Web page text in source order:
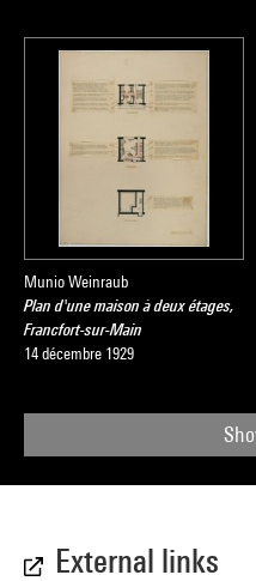
Munio Weinraub
Plan d'une maison à deux étages,
Francfort-sur-Main
14 décembre 1929
External links